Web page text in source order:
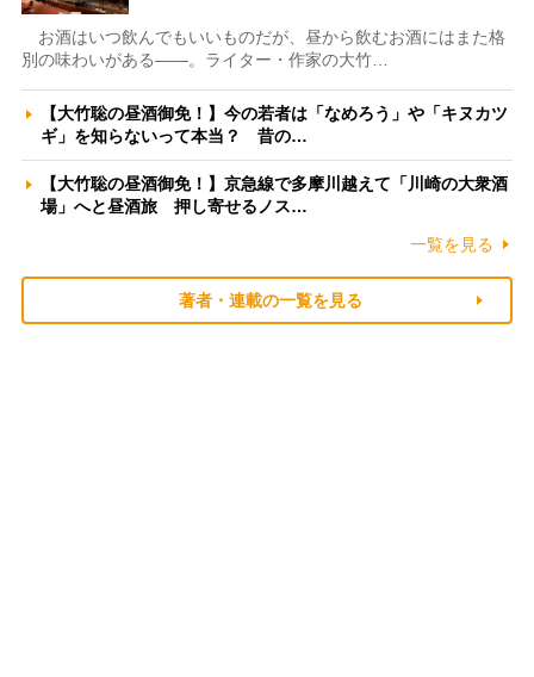
お酒はいつ飲んでもいいものだが、昼から飲むお酒にはまた格
別の味わいがある――。ライター・作家の大竹…
【大竹聡の昼酒御免！】今の若者は「なめろう」や「キヌカツ
ギ」を知らないって本当？ 昔の…
【大竹聡の昼酒御免！】京急線で多摩川越えて「川崎の大衆酒
場」へと昼酒旅 押し寄せるノス…
一覧を見る
著者・連載の一覧を見る